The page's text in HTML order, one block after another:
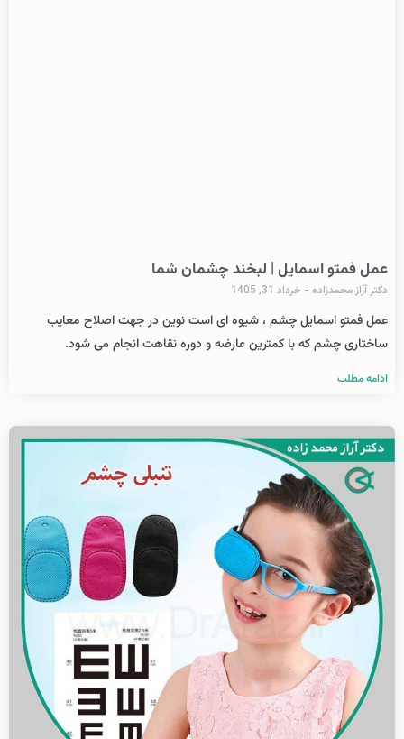
عمل فمتو اسمایل | لبخند چشمان شما
دکتر آراز محمدزاده خرداد 31, 1405
عمل فمتو اسمایل چشم ، شیوه ای است نوین در جهت اصلاح معایب
ساختاری چشم که با کمترین عارضه و دوره نقاهت انجام می شود.
ادامه مطلب